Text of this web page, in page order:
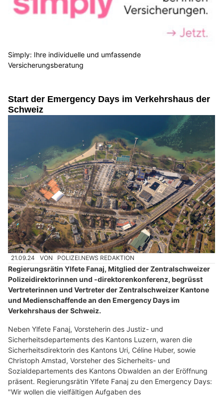
Simply: Ihre individuelle und umfassende
Versicherungsberatung
Start der Emergency Days im Verkehrshaus der
Schweiz
21.09.24 VON POLIZEI.NEWS REDAKTION
Regierungsrätin Ylfete Fanaj, Mitglied der Zentralschweizer
Polizeidirektorinnen und -direktorenkonferenz, begrüsst
Vertreterinnen und Vertreter der Zentralschweizer Kantone
und Medienschaffende an den Emergency Days im
Verkehrshaus der Schweiz.
Neben Ylfete Fanaj, Vorsteherin des Justiz- und
Sicherheitsdepartements des Kantons Luzern, waren die
Sicherheitsdirektorin des Kantons Uri, Céline Huber, sowie
Christoph Amstad, Vorsteher des Sicherheits- und
Sozialdepartements des Kantons Obwalden an der Eröffnung
präsent. Regierungsrätin Ylfete Fanaj zu den Emergency Days:
"Wir wollen die vielfältigen Aufgaben des